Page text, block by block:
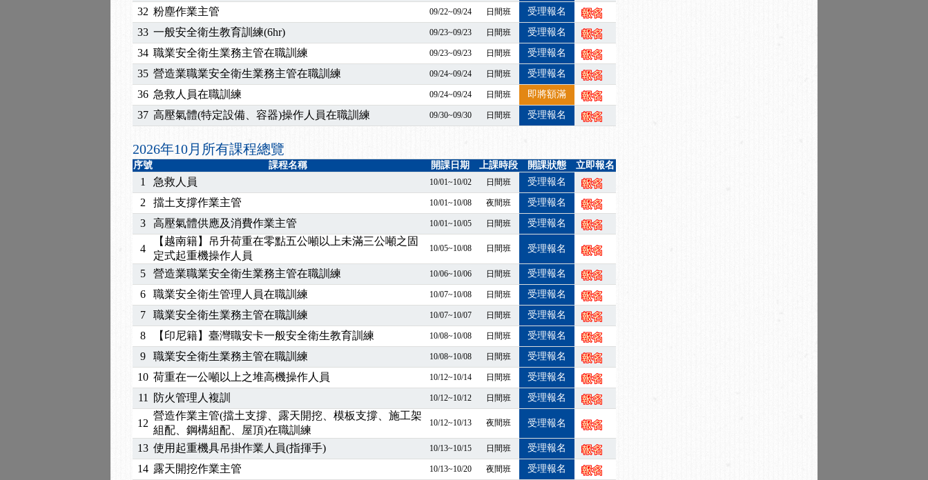
訓測驗
2025/01/15【線上課程】碳中和核心職能系列課程資訊
2026/07/15【免費研習】115年製造業危害預防職場安衛法令研討會
2026/07/08 【中心公告】因應颱風來襲，若遇停班停課消息 補課及測驗時間將另行通知
2026/05/06【產業人才投資】06/03-06/08堆高機課程，政府出錢補助學費，請您上課，開始囉~~
2026/04/24【製程安全評估人員】開課囉
2025/11/11 【中心公告】颱風假11/12停班停課
2025/11/10【中心公告】因應颱風來襲，若遇停班停課消息 補課及測驗時間將另行通知
2025/10/30【進修課程】2026年，課程意見蒐集~
2025/08/20【進修課程】SDS格式百百種？專業講師帶您判斷正確性！
2025/08/12【中心公告】因應颱風來襲，若遇停班停課消息 補課及測驗時間將另行通知
2025/07/06
2025/06/06【進修課程】～～前導課程看這邊推出囉～～
2025/05/29【進修課程】前導課程推出公告！
2025/04/28【進修課程】要怎麼進修自我？課程百百種選擇好困難！快來祐昕學院官網看看吧！
2025/01/21「高壓氣體製造安全主任」、「隧道等襯砌作業主管」及「潛水作業主管」安全衛生教育訓練之結
訓測驗
2025/01/15【線上課程】碳中和核心職能系列課程資訊
32 粉塵作業主管 09/22~09/24 日間班 受理報名
33 一般安全衛生教育訓練(6hr) 09/23~09/23 日間班 受理報名
34 職業安全衛生業務主管在職訓練 09/23~09/23 日間班 受理報名
35 營造業職業安全衛生業務主管在職訓練 09/24~09/24 日間班 受理報名
36 急救人員在職訓練 09/24~09/24 日間班 即將額滿
37 高壓氣體(特定設備、容器)操作人員在職訓練 09/30~09/30 日間班 受理報名
2026年10月所有課程總覽
序號 課程名稱 開課日期 上課時段 開課狀態 立即報名
1 急救人員 10/01~10/02 日間班 受理報名
2 擋土支撐作業主管 10/01~10/08 夜間班 受理報名
3 高壓氣體供應及消費作業主管 10/01~10/05 日間班 受理報名
4
【越南籍】吊升荷重在零點五公噸以上未滿三公噸之固
定式起重機操作人員
10/05~10/08 日間班 受理報名
5 營造業職業安全衛生業務主管在職訓練 10/06~10/06 日間班 受理報名
6 職業安全衛生管理人員在職訓練 10/07~10/08 日間班 受理報名
7 職業安全衛生業務主管在職訓練 10/07~10/07 日間班 受理報名
8 【印尼籍】臺灣職安卡一般安全衛生教育訓練 10/08~10/08 日間班 受理報名
9 職業安全衛生業務主管在職訓練 10/08~10/08 日間班 受理報名
10 荷重在一公噸以上之堆高機操作人員 10/12~10/14 日間班 受理報名
11 防火管理人複訓 10/12~10/12 日間班 受理報名
12
營造作業主管(擋土支撐、露天開挖、模板支撐、施工架
組配、鋼構組配、屋頂)在職訓練
10/12~10/13 夜間班 受理報名
13 使用起重機具吊掛作業人員(指揮手) 10/13~10/15 日間班 受理報名
14 露天開挖作業主管 10/13~10/20 夜間班 受理報名